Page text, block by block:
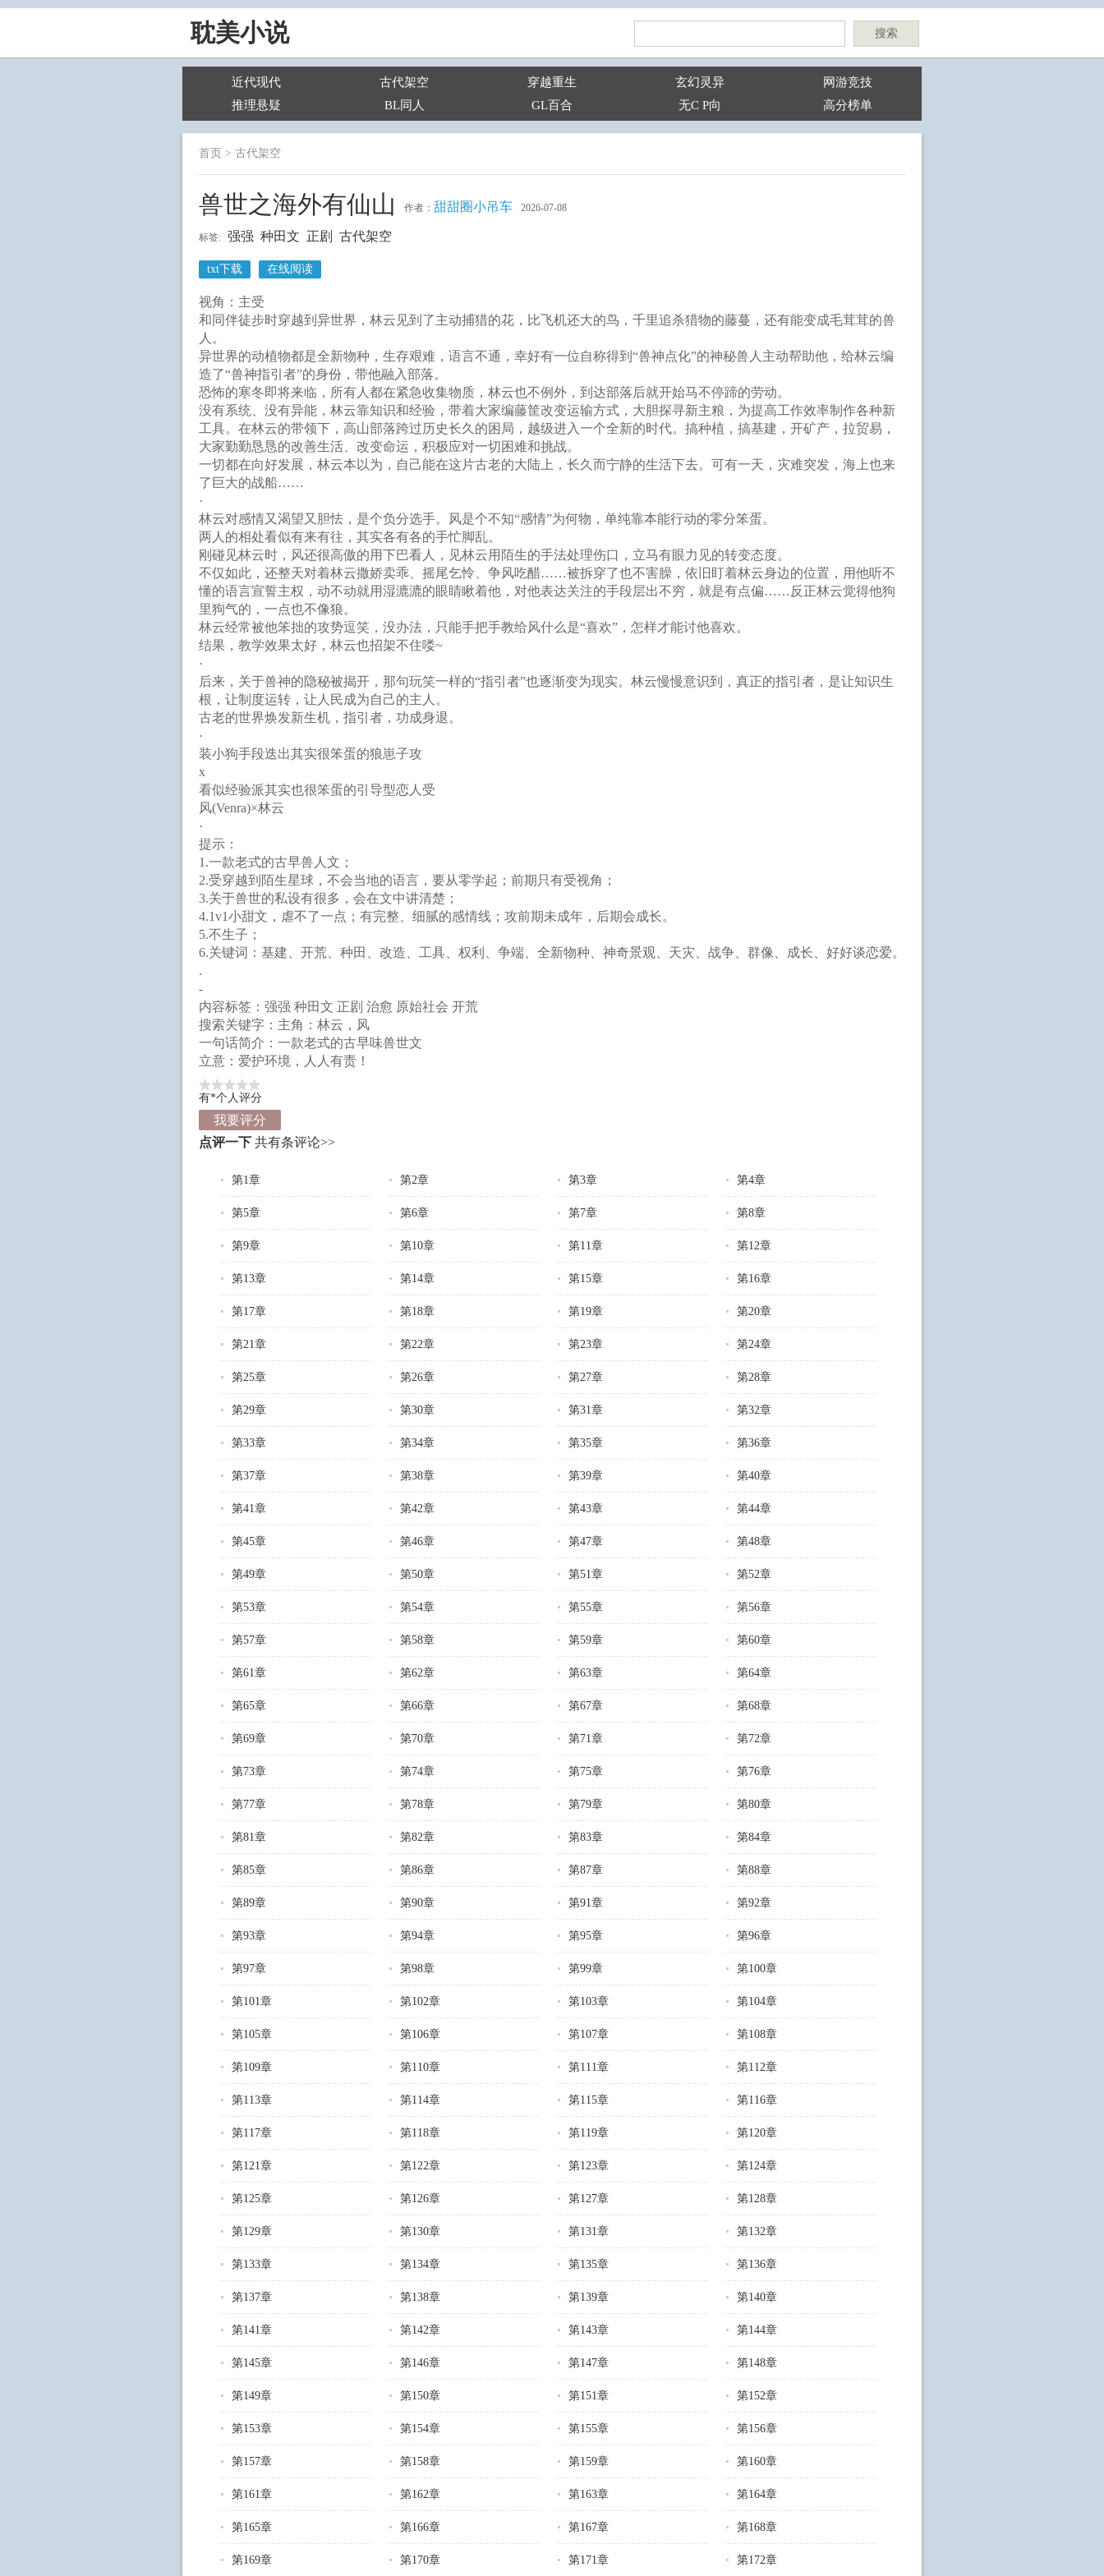
耽美小说 搜索
近代现代 古代架空 穿越重生 玄幻灵异
网游竞技
推理悬疑
BL同人 GL百合 无C P向 高分榜单
首页 > 古代架空
兽世之海外有仙山 作者： 甜甜圈小吊车 2026-07-08
标签: 强强 种田文 正剧 古代架空
txt下载 在线阅读
视角：主受
和同伴徒步时穿越到异世界，林云见到了主动捕猎的花，比飞机还大的鸟，千里追杀猎物的藤蔓，还有能变成毛茸茸的兽
人。
异世界的动植物都是全新物种，生存艰难，语言不通，幸好有一位自称得到“兽神点化”的神秘兽人主动帮助他，给林云编
造了“兽神指引者”的身份，带他融入部落。
恐怖的寒冬即将来临，所有人都在紧急收集物质，林云也不例外，到达部落后就开始马不停蹄的劳动。
没有系统、没有异能，林云靠知识和经验，带着大家编藤筐改变运输方式，大胆探寻新主粮，为提高工作效率制作各种新
工具。在林云的带领下，高山部落跨过历史长久的困局，越级进入一个全新的时代。搞种植，搞基建，开矿产，拉贸易，
大家勤勤恳恳的改善生活、改变命运，积极应对一切困难和挑战。
一切都在向好发展，林云本以为，自己能在这片古老的大陆上，长久而宁静的生活下去。可有一天，灾难突发，海上也来
了巨大的战船……
·
林云对感情又渴望又胆怯，是个负分选手。风是个不知“感情”为何物，单纯靠本能行动的零分笨蛋。
两人的相处看似有来有往，其实各有各的手忙脚乱。
刚碰见林云时，风还很高傲的用下巴看人，见林云用陌生的手法处理伤口，立马有眼力见的转变态度。
不仅如此，还整天对着林云撒娇卖乖、摇尾乞怜、争风吃醋……被拆穿了也不害臊，依旧盯着林云身边的位置，用他听不
懂的语言宣誓主权，动不动就用湿漉漉的眼睛瞅着他，对他表达关注的手段层出不穷，就是有点偏……反正林云觉得他狗
里狗气的，一点也不像狼。
林云经常被他笨拙的攻势逗笑，没办法，只能手把手教给风什么是“喜欢”，怎样才能讨他喜欢。
结果，教学效果太好，林云也招架不住喽~
·
后来，关于兽神的隐秘被揭开，那句玩笑一样的“指引者”也逐渐变为现实。林云慢慢意识到，真正的指引者，是让知识生
根，让制度运转，让人民成为自己的主人。
古老的世界焕发新生机，指引者，功成身退。
·
装小狗手段迭出其实很笨蛋的狼崽子攻
x
看似经验派其实也很笨蛋的引导型恋人受
风(Venra)×林云
·
提示：
1.一款老式的古早兽人文；
2.受穿越到陌生星球，不会当地的语言，要从零学起；前期只有受视角；
3.关于兽世的私设有很多，会在文中讲清楚；
4.1v1小甜文，虐不了一点；有完整、细腻的感情线；攻前期未成年，后期会成长。
5.不生子；
6.关键词：基建、开荒、种田、改造、工具、权利、争端、全新物种、神奇景观、天灾、战争、群像、成长、好好谈恋爱。
.
-
内容标签：强强 种田文 正剧 治愈 原始社会 开荒
搜索关键字：主角：林云，风
一句话简介：一款老式的古早味兽世文
立意：爱护环境，人人有责！
有*个人评分
我要评分
点评一下 共有条评论>>
第1章 第2章 第3章 第4章
第5章 第6章 第7章 第8章
第9章 第10章 第11章 第12章
第13章 第14章 第15章 第16章
第17章 第18章 第19章 第20章
第21章 第22章 第23章 第24章
第25章 第26章 第27章 第28章
第29章 第30章 第31章 第32章
第33章 第34章 第35章 第36章
第37章 第38章 第39章 第40章
第41章 第42章 第43章 第44章
第45章 第46章 第47章 第48章
第49章 第50章 第51章 第52章
第53章 第54章 第55章 第56章
第57章 第58章 第59章 第60章
第61章 第62章 第63章 第64章
第65章 第66章 第67章 第68章
第69章 第70章 第71章 第72章
第73章 第74章 第75章 第76章
第77章 第78章 第79章 第80章
第81章 第82章 第83章 第84章
第85章 第86章 第87章 第88章
第89章 第90章 第91章 第92章
第93章 第94章 第95章 第96章
第97章 第98章 第99章 第100章
第101章 第102章 第103章 第104章
第105章 第106章 第107章 第108章
第109章 第110章 第111章 第112章
第113章 第114章 第115章 第116章
第117章 第118章 第119章 第120章
第121章 第122章 第123章 第124章
第125章 第126章 第127章 第128章
第129章 第130章 第131章 第132章
第133章 第134章 第135章 第136章
第137章 第138章 第139章 第140章
第141章 第142章 第143章 第144章
第145章 第146章 第147章 第148章
第149章 第150章 第151章 第152章
第153章 第154章 第155章 第156章
第157章 第158章 第159章 第160章
第161章 第162章 第163章 第164章
第165章 第166章 第167章 第168章
第169章 第170章 第171章 第172章